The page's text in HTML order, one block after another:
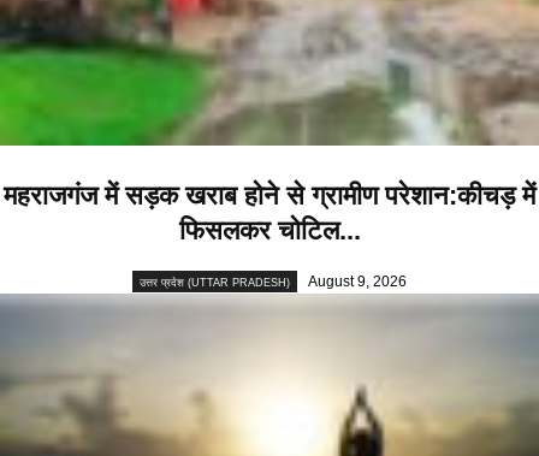
महराजगंज में सड़क खराब होने से ग्रामीण परेशान:कीचड़ में
फिसलकर चोटिल...
उत्तर प्रदेश (UTTAR PRADESH) August 9, 2026